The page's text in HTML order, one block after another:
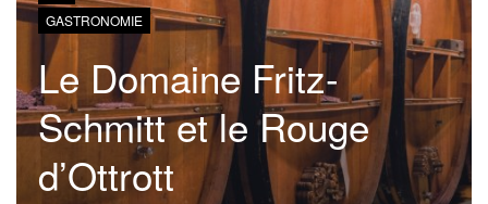
GASTRONOMIE
Le Domaine Fritz-
Schmitt et le Rouge
d’Ottrott